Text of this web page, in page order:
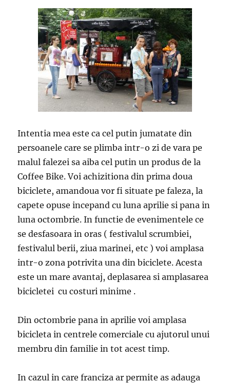
Intentia mea este ca cel putin jumatate din
persoanele care se plimba intr-o zi de vara pe
malul falezei sa aiba cel putin un produs de la
Coffee Bike. Voi achizitiona din prima doua
biciclete, amandoua vor fi situate pe faleza, la
capete opuse incepand cu luna aprilie si pana in
luna octombrie. In functie de evenimentele ce
se desfasoara in oras ( festivalul scrumbiei,
festivalul berii, ziua marinei, etc ) voi amplasa
intr-o zona potrivita una din biciclete. Acesta
este un mare avantaj, deplasarea si amplasarea
bicicletei cu costuri minime .
Din octombrie pana in aprilie voi amplasa
bicicleta in centrele comerciale cu ajutorul unui
membru din familie in tot acest timp.
In cazul in care franciza ar permite as adauga